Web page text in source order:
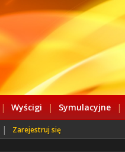
| Wyścigi | Symulacyjne |
| Zarejestruj się